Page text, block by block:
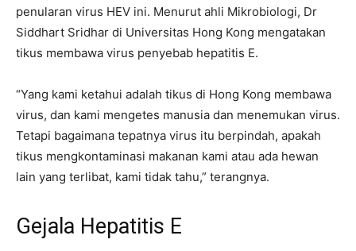
penularan virus HEV ini. Menurut ahli Mikrobiologi, Dr
Siddhart Sridhar di Universitas Hong Kong mengatakan
tikus membawa virus penyebab hepatitis E.
“Yang kami ketahui adalah tikus di Hong Kong membawa
virus, dan kami mengetes manusia dan menemukan virus.
Tetapi bagaimana tepatnya virus itu berpindah, apakah
tikus mengkontaminasi makanan kami atau ada hewan
lain yang terlibat, kami tidak tahu,” terangnya.
Gejala Hepatitis E